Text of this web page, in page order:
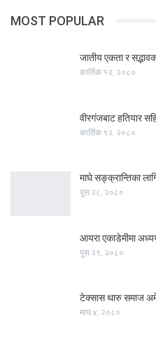
MOST POPULAR
जातीय एकता र
कार्तिक १२, २०८०
वीरगंजबाट हतियार
कार्तिक १२, २०८०
माघे सङ्क्रान्तिका
पुस २८, २०८०
आयरा एकाडेमीमा
पुस २९, २०८०
टेक्सास थारु समाज
माघ ४, २०८०